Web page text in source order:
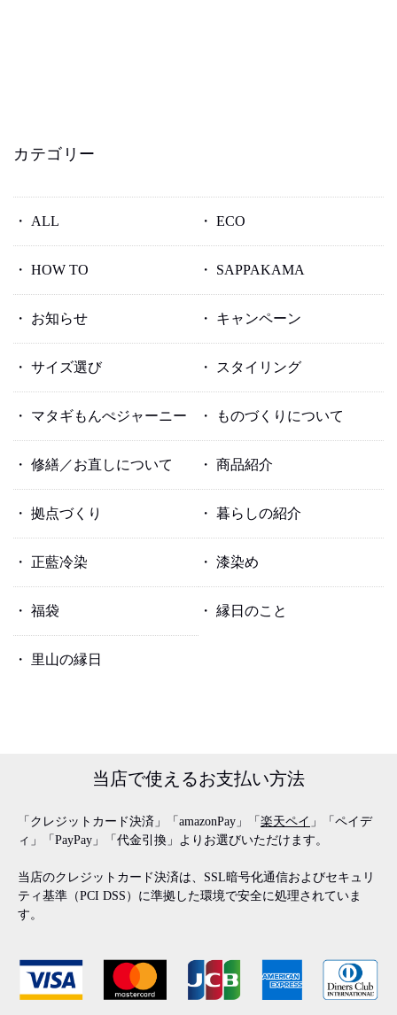
カテゴリー
ALL ECO
HOW TO SAPPAKAMA
お知らせ キャンペーン
サイズ選び スタイリング
マタギもんぺジャーニー ものづくりについて
修繕／お直しについて 商品紹介
拠点づくり 暮らしの紹介
正藍冷染 漆染め
福袋 縁日のこと
里山の縁日
当店で使えるお支払い方法
「クレジットカード決済」「amazonPay」「 楽天ペイ 」「ペイデ
ィ」「PayPay」「代金引換」よりお選びいただけます。
当店のクレジットカード決済は、SSL暗号化通信およびセキュリ
ティ基準（PCI DSS）に準拠した環境で安全に処理されていま
す。